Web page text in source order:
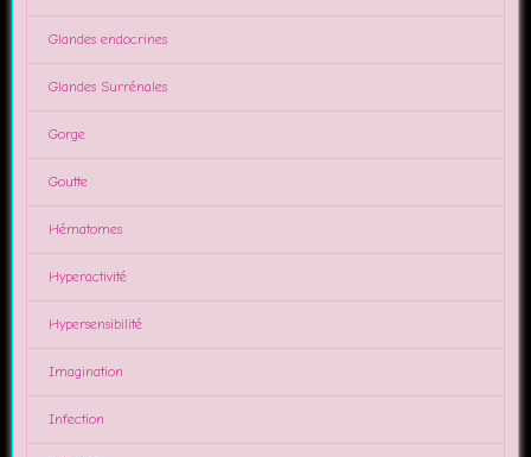
Glandes endocrines
Glandes Surrénales
Gorge
Goutte
Hématomes
Hyperactivité
Hypersensibilité
Imagination
Infection